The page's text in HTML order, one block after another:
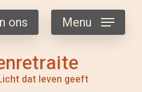
dat leven geeft
ons Menu